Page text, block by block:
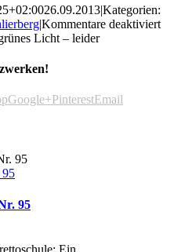
26.09.2013|Kategorien:
|Kommentare deaktiviert
Licht – leider
Google+PinterestEmail
95
95